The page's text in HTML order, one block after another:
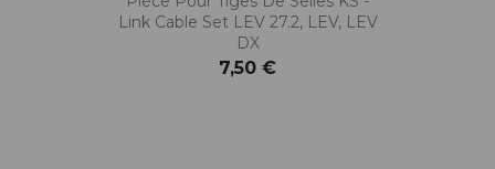
Link Cable Set LEV 27.2, LEV, LEV
DX
7,50 €